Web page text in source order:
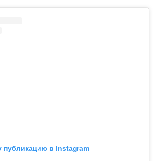
публикацию в Instagram